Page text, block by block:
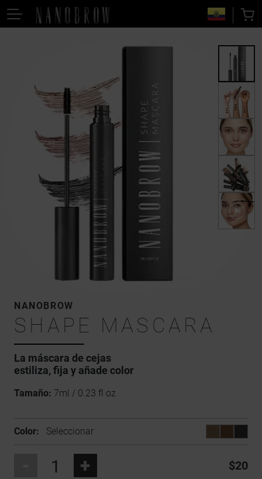
NANOBROW
SHAPE MASCARA
La máscara de cejas
estiliza, fija y añade color
Tamaño: 7ml / 0.23 fl oz
Color: Seleccionar
+ $20